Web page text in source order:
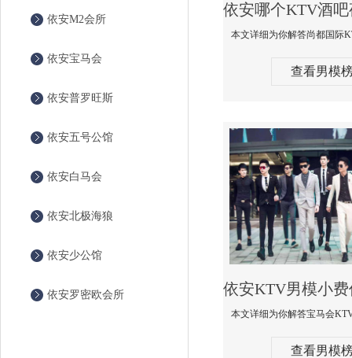
依安M2会所
依安宝马会
依安普罗旺斯
依安五号公馆
依安白马会
依安北极海狼
依安少公馆
依安罗密欧会所
查看男模
查看男模